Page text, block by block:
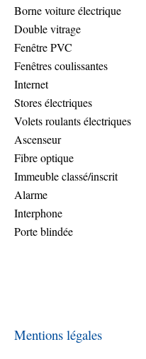
Borne voiture électrique
Double vitrage
Fenêtre PVC
Fenêtres coulissantes
Internet
Stores électriques
Volets roulants électriques
Ascenseur
Fibre optique
Immeuble classé/inscrit
Alarme
Interphone
Porte blindée
Mentions légales